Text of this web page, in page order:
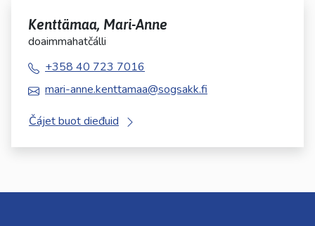
Kenttämaa, Mari-Anne
doaimmahatčálli
+358 40 723 7016
mari-anne.kenttamaa@sogsakk.fi
Čájet buot dieđuid